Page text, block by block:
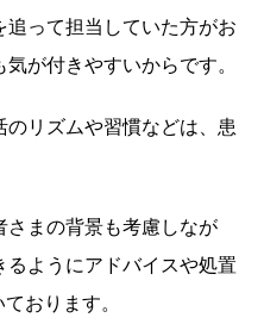
追って担当していた方がお
が付きやすいからです。
リズムや習慣などは、患
さまの背景も考慮しなが
るようにアドバイスや処置
おります。